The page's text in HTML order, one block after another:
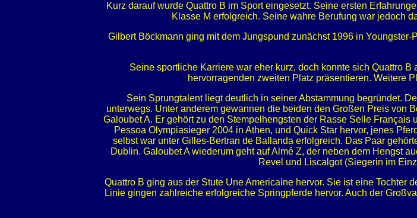
Kurz darauf wurde Quattro B im Sport eingesetzt. Seine ersten
Klasse M erfolgreich. Seine wahre Berufung war jedoch
Gilbert Böckmann ging mit dem Jungspund zunächst 1996 in
Seine sportliche Karriere war eher kurz, doch konnte sich Quattro
hervorragenden zweiten Platz präsentieren. Weitere
Sein Sprungtalent liegt deutlich in seiner Abstammung begründet.
unterwegs. Unter anderem gewannen die beiden den Großen Preis von
Galoubet A. Er gehört zu den Stempelhengsten der Rasse Selle
Pessoa Olympiasieger 2004 in Athen, und Quick Star hervor, jenes
selbst war unter Gilles-Bertran de Ballanda erfolgreich. Das Paar
Dublin. Galoubet A wiederum geht auf Almé Z, der neben dem Hengst
Revel und Liscalgot (Siegerin im
Quattro B ging aus der Stute Une Americaine hervor. Sie ist eine Tochter
Linie gingen zahlreiche erfolgreiche Springpferde hervor. Auch der